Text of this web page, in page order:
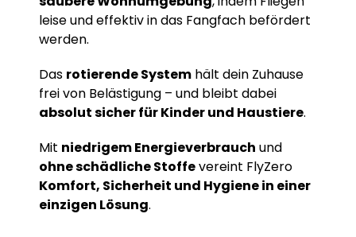
leise und effektiv in das Fangfach befördert
werden.
Das rotierende System hält dein Zuhause
frei von Belästigung – und bleibt dabei
absolut sicher für Kinder und Haustiere.
Mit niedrigem Energieverbrauch und
ohne schädliche Stoffevereint FlyZero
Komfort, Sicherheit und Hygiene in einer
einzigen Lösung.